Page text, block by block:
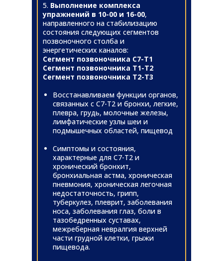
5. Выполнение комплекса
упражнений в 10-00 и 16-00,
направленного на стабилизацию
состояния следующих сегментов
позвоночного столба и
энергетических каналов:
Сегмент позвоночника С7-Т1
Сегмент позвоночника Т1-Т2
Сегмент позвоночника Т2-Т3
Восстанавливаем функции органов,
связанных с С7-Т2 и бронхи, легкие,
плевра, грудь, молочные железы,
лимфатические узлы шеи и
подмышечных областей, пищевод
Симптомы и состояния,
характерные для С7-Т2 и
хронический бронхит,
бронхиальная астма, хроническая
пневмония, хроническая легочная
недостаточность, грипп,
туберкулез, плеврит, заболевания
носа, заболевания глаз, боли в
тазобедренных суставах,
межреберная невралгия верхней
части грудной клетки, грыжи
пищевода.